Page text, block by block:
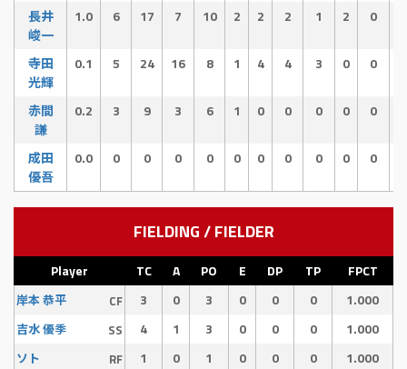
長井
峻一
1.0 6 17 7 10 2 2 2 1 2 0
寺田
光輝
0.1 5 24 16 8 1 4 4 3 0 0
赤間
謙
0.2 3 9 3 6 1 0 0 0 0 0
成田
優吾
0.0 0 0 0 0 0 0 0 0 0 0
FIELDING / FIELDER
Player TC A PO E DP TP FPCT
岸本 恭平 CF 3 0 3 0 0 0 1.000
吉水 優季 SS 4 1 3 0 0 0 1.000
ソト RF 1 0 1 0 0 0 1.000